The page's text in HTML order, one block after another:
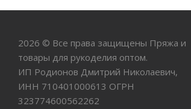
2026 © Все права защищены Пряжа и
товары для рукоделия оптом.
ИП Родионов Дмитрий Николаевич,
ИНН 710401000613 ОГРН
323774600562262